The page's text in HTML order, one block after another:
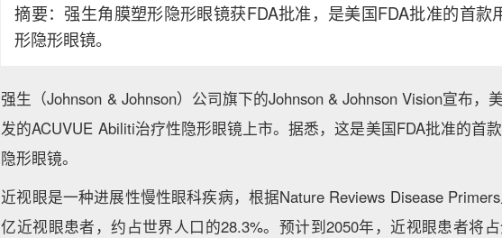
摘要：强生角膜塑形隐形眼镜获FDA批准，是美国FDA批准的首款
形隐形眼镜。
强生（Johnson & Johnson）公司旗下的Johnson & Johnson Vision宣布，
发的ACUVUE Abiliti治疗性隐形眼镜上市。据悉，这是美国FDA批准的首
隐形眼镜。
近视眼是一种进展性慢性眼科疾病，根据Nature Reviews Disease
亿近视眼患者，约占世界人口的28.3%。预计到2050年，近视眼患者将